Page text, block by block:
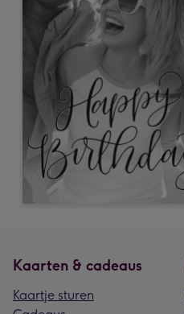
Kaarten & cadeaus
Kaartje sturen